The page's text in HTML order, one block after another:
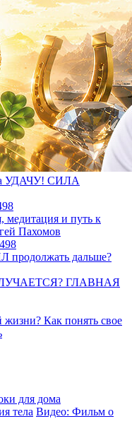
УДАЧУ! СИЛА
медитация и путь к
Пахомов
продолжать дальше?
ГЛАВНАЯ
Как понять свое
для дома
тела Видео: Фильм о